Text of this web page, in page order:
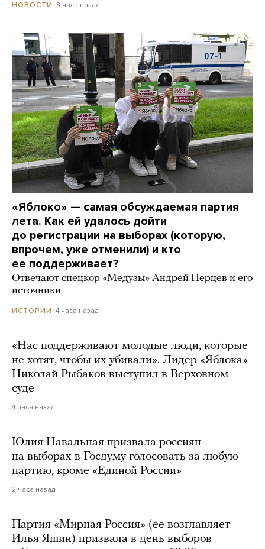
НОВОСТИ 3 часа назад
«Яблоко» — самая обсуждаемая партия
лета. Как ей удалось дойти
до регистрации на выборах (которую,
впрочем, уже отменили) и кто
ее поддерживает?
Отвечают спецкор «Медузы» Андрей Перцев и его
источники
ИСТОРИИ 4 часа назад
«Нас поддерживают молодые люди, которые
не хотят, чтобы их убивали». Лидер «Яблока»
Николай Рыбаков выступил в Верховном
суде
4 часа назад
Юлия Навальная призвала россиян
на выборах в Госдуму голосовать за любую
партию, кроме «Единой России»
2 часа назад
Партия «Мирная Россия» (ее возглавляет
Илья Яшин) призвала в день выборов